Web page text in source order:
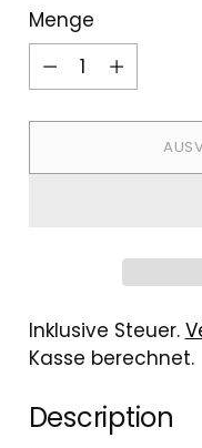
Menge
Menge
Inklusive Steuer.
Kasse berechnet.
Description